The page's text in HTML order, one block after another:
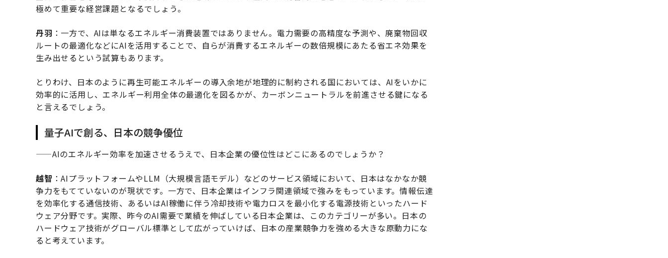
極めて重要な経営課題となるでしょう。
丹羽 ：一方で、AIは単なるエネルギー消費装置ではありません。電力需要の高精度な予測や、廃棄物回収
ルートの最適化などにAIを活用することで、自らが消費するエネルギーの数倍規模にあたる省エネ効果を
生み出せるという試算もあります。
とりわけ、日本のように再生可能エネルギーの導入余地が地理的に制約される国においては、AIをいかに
効率的に活用し、エネルギー利用全体の最適化を図るかが、カーボンニュートラルを前進させる鍵になる
と言えるでしょう。
量子AIで創る、日本の競争優位
——AIのエネルギー効率を加速させるうえで、日本企業の優位性はどこにあるのでしょうか？
越智 ：AIプラットフォームやLLM（大規模言語モデル）などのサービス領域において、日本はなかなか競
争力をもてていないのが現状です。一方で、日本企業はインフラ関連領域で強みをもっています。情報伝達
を効率化する通信技術、あるいはAI稼働に伴う冷却技術や電力ロスを最小化する電源技術といったハード
ウェア分野です。実際、昨今のAI需要で業績を伸ばしている日本企業は、このカテゴリーが多い。日本の
ハードウェア技術がグローバル標準として広がっていけば、日本の産業競争力を強める大きな原動力にな
ると考えています。